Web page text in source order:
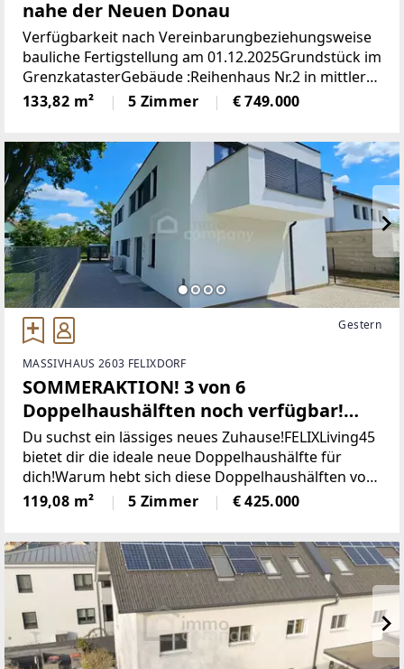
nahe der Neuen Donau
Verfügbarkeit nach Vereinbarungbeziehungsweise
bauliche Fertigstellung am 01.12.2025Grundstück im
GrenzkatasterGebäude :Reihenhaus Nr.2 in mittlerer
Lage von 3 Häusern.Das Gebäude wird gerade
fertiggestellt inMassivbauweise
133,82 m² 5 Zimmer € 749.000
Gestern
MASSIVHAUS 2603 FELIXDORF
SOMMERAKTION! 3 von 6
Doppelhaushälften noch verfügbar!
Haus 3.0 mit Keller in Felixdorf zu
verkaufen!
Du suchst ein lässiges neues Zuhause!FELIXLiving45
bietet dir die ideale neue Doppelhaushälfte für
dich!Warum hebt sich diese Doppelhaushälften von
Anderen ab?Aktuell verfügbare Einheiten:45a - Haus
1: Verfügbar45a - Haus 2:
119,08 m² 5 Zimmer € 425.000